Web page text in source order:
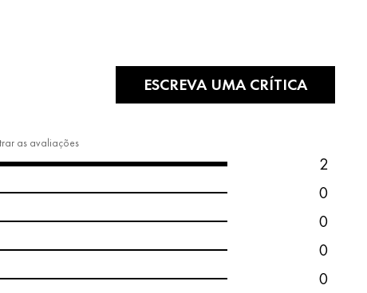
ESCREVA UMA CRÍTICA
as avaliações
2
0
0
0
0